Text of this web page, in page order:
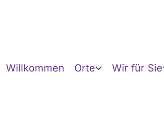
Willkommen Orte Wir für Sie